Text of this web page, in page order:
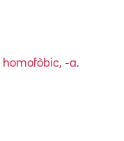
homofòbic, -a.